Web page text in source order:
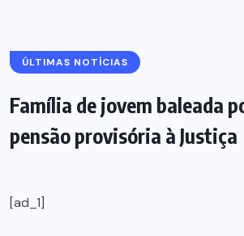
ÚLTIMAS NOTÍCIAS
Família de jovem baleada
pensão provisória à Justiça
[ad_1]